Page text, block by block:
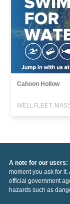
Cahoon Hollow
WELLFLEET,
A note for our users:
moment you ask for
official government
hazards such as